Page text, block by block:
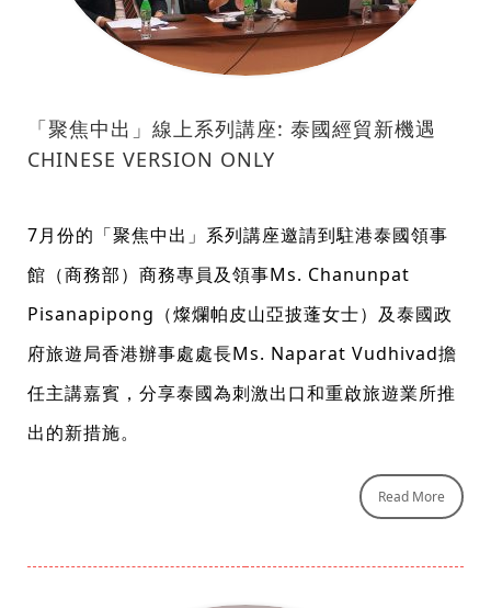
「聚焦中出」線上系列講座: 泰國經貿新機遇
CHINESE VERSION ONLY
7月份的「聚焦中出」系列講座邀請到駐港泰國領事
館（商務部）商務專員及領事Ms. Chanunpat
Pisanapipong（燦爛帕皮山亞披蓬女士）及泰國政
府旅遊局香港辦事處處長Ms. Naparat Vudhivad擔
任主講嘉賓，分享泰國為刺激出口和重啟旅遊業所推
出的新措施。
Read More